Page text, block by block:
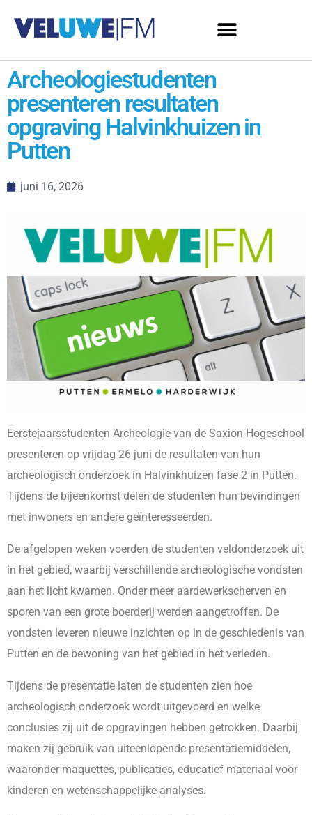
Archeologiestudenten
presenteren resultaten
opgraving Halvinkhuizen in
Putten
juni 16, 2026
Eerstejaarsstudenten Archeologie van de Saxion Hogeschool
presenteren op vrijdag 26 juni de resultaten van hun
archeologisch onderzoek in Halvinkhuizen fase 2 in Putten.
Tijdens de bijeenkomst delen de studenten hun bevindingen
met inwoners en andere geïnteresseerden.
De afgelopen weken voerden de studenten veldonderzoek uit
in het gebied, waarbij verschillende archeologische vondsten
aan het licht kwamen. Onder meer aardewerkscherven en
sporen van een grote boerderij werden aangetroffen. De
vondsten leveren nieuwe inzichten op in de geschiedenis van
Putten en de bewoning van het gebied in het verleden.
Tijdens de presentatie laten de studenten zien hoe
archeologisch onderzoek wordt uitgevoerd en welke
conclusies zij uit de opgravingen hebben getrokken. Daarbij
maken zij gebruik van uiteenlopende presentatiemiddelen,
waaronder maquettes, publicaties, educatief materiaal voor
kinderen en wetenschappelijke analyses.